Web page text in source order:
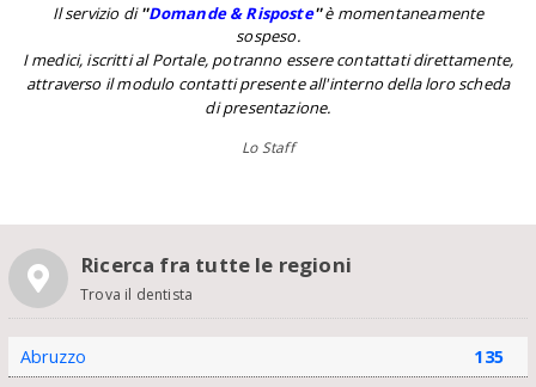
Il servizio di''Domande & Risposte''è momentaneamente
sospeso.
I medici, iscritti al Portale, potranno essere contattati direttamente,
attraverso il modulo contatti presente all'interno della loro scheda
di presentazione.
Lo Staff
Ricerca fra tutte le regioni
Trova il dentista
Abruzzo 135